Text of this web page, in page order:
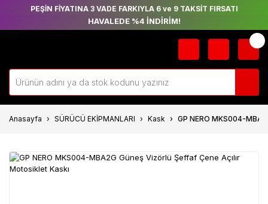
PEŞİN FİYATINA 3 VADE FARKIYLA 6 ve 9 TAKSİT FIRSATI
HAVALEDE %4 İNDİRİM!
Anasayfa SÜRÜCÜ EKİPMANLARI Kask GP NERO MKS004-